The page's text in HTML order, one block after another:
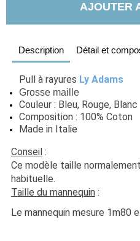
AJOUTER
Description Détail et
Pull à rayures Ly Adams
Grosse maille
Couleur : Bleu, Rouge, Blanc
Composition : 100% Coton
Made in Italie
Conseil :
Ce modèle taille
habituelle.
Taille du mannequin :
Le mannequin mesure 1m80